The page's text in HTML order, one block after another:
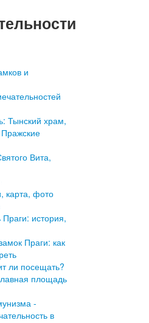
и
Тынский храм,
Вита,
карта, фото
история,
Праги: как
ли посещать?
площадь
-
в